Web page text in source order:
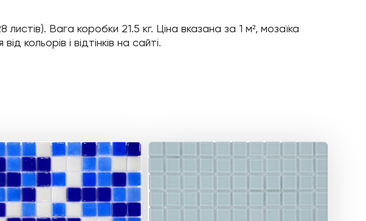
Вага коробки 21.5 кг. Ціна вказана за 1 м², мозаїка
кольорів і відтінків на сайті.